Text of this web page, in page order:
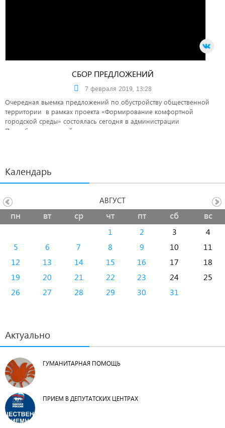
СБОР ПРЕДЛОЖЕНИЙ
7 февраля 2019, 13:28
Очередная выемка предложений по обустройству общественной
территории в рамках проекта «Формирование комфортной
городской среды» состоялась сегодня в администрации
Правобережного района.
Календарь
пн вт ср чт пт сб вс
1 2 3
4
5
6 7 8 9 10
11
12
13 14 15 16 17
18
19
20 21 22 23 24
25
26
27 28 29 30 31
АВГУСТ
Актуально
ГУМАНИТАРНАЯ ПОМОЩЬ
ПРИЕМ В ДЕПУТАТСКИХ ЦЕНТРАХ